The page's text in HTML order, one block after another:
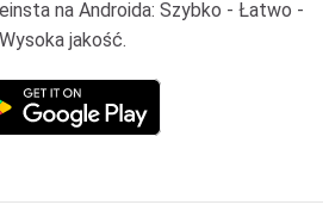
na Androida: Szybko - Łatwo -
Wysoka jakość.